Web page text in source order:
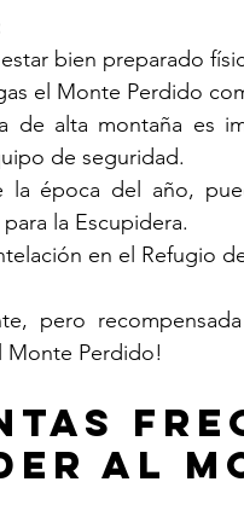
bien preparado
el Monte Perdido
de alta montaña es
de seguridad.
la época del año,
la Escupidera.
en el Refugio
pero
Monte Perdido!
al